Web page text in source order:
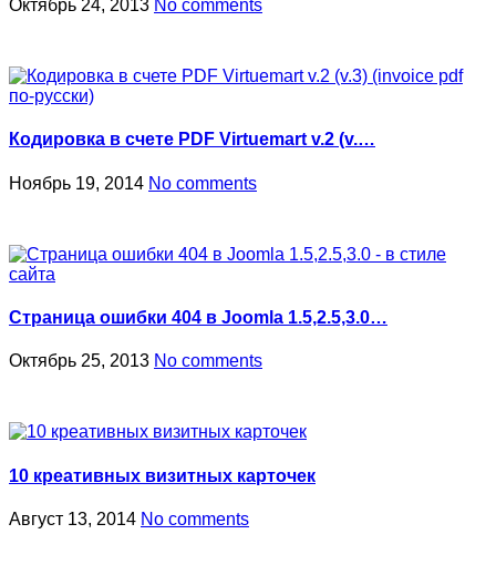
Октябрь 24, 2013 No comments
Кодировка в счете PDF Virtuemart v.2 (v.…
Ноябрь 19, 2014 No comments
Страница ошибки 404 в Joomla 1.5,2.5,3.0…
Октябрь 25, 2013 No comments
10 креативных визитных карточек
Август 13, 2014 No comments